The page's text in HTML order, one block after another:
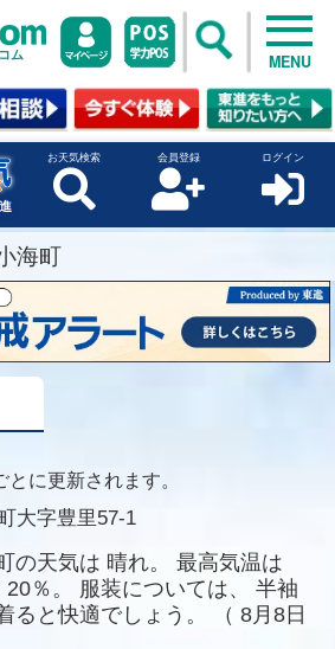
ム MENU
お天気検索 会員登録 ログイン
海町
に更新されます。
大字豊里57-1
の天気は 晴れ。
最高気温は
20％。 服装については、
半袖
ると快適でしょう。
（ 8月8日